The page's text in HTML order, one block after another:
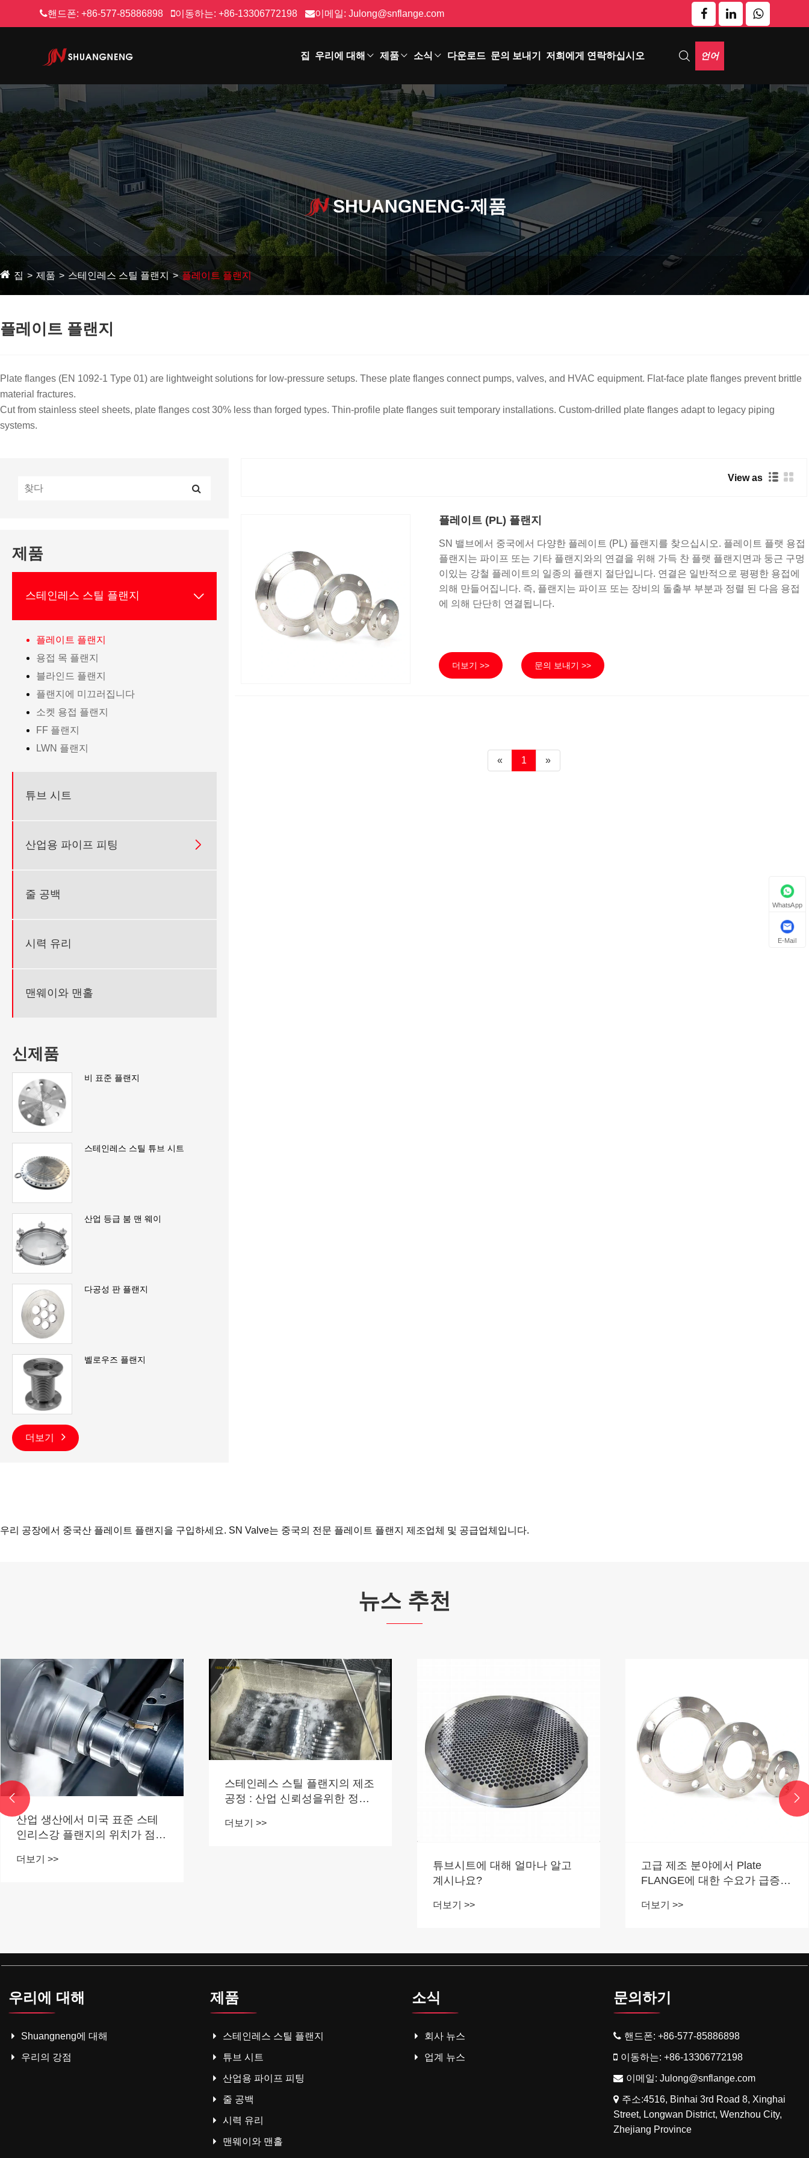
핸드폰:+86-577-85886898 이동하는:+86-13306772198 이메일:Julong@snflange.com
집 우리에 대해 제품 소식 다운로드 문의 보내기 저희에게 연락하십시오 언어
SHUANGNENG-제품
집 제품 스테인레스 스틸 플랜지 플레이트 플랜지
플레이트 플랜지
Plate flanges (EN 1092-1 Type 01) are lightweight solutions for low-pressure setups. These plate flanges connect pumps, valves, and HVAC equipment. Flat-face plate flanges prevent brittle
material fractures.
Cut from stainless steel sheets, plate flanges cost 30% less than forged types. Thin-profile plate flanges suit temporary installations. Custom-drilled plate flanges adapt to legacy piping
systems.
제품
스테인레스 스틸 플랜지 
플레이트 플랜지
용접 목 플랜지
블라인드 플랜지
플랜지에 미끄러집니다
소켓 용접 플랜지
FF 플랜지
LWN 플랜지
튜브 시트
산업용 파이프 피팅 
줄 공백
시력 유리
맨웨이와 맨홀
신제품
비 표준 플랜지
스테인레스 스틸 튜브 시트
산업 등급 붐 맨 웨이
다공성 판 플랜지
벨로우즈 플랜지
더보기
View as
플레이트 (PL) 플랜지
SN 밸브에서 중국에서 다양한 플레이트 (PL) 플랜지를 찾으십시오. 플레이트 플랫 용접
플랜지는 파이프 또는 기타 플랜지와의 연결을 위해 가득 찬 플랫 플랜지면과 둥근 구멍
이있는 강철 플레이트의 일종의 플랜지 절단입니다. 연결은 일반적으로 평평한 용접에
의해 만들어집니다. 즉, 플랜지는 파이프 또는 장비의 돌출부 부분과 정렬 된 다음 용접
에 의해 단단히 연결됩니다.
더보기 >> 문의 보내기 >>
« 1 »
우리 공장에서 중국산 플레이트 플랜지을 구입하세요. SN Valve는 중국의 전문 플레이트 플랜지 제조업체 및 공급업체입니다.
뉴스 추천
산업 생산에서 미국 표준 스테
인리스강 플랜지의 위치가 점점
더보기 >>
스테인레스 스틸 플랜지의 제조
공정 : 산업 신뢰성을위한 정밀
더보기 >>
튜브시트에 대해 얼마나 알고
계시나요?
더보기 >>
고급 제조 분야에서 Plate
FLANGE에 대한 수요가 급증하
더보기 >>
 
우리에 대해
Shuangneng에 대해
우리의 강점
제품
스테인레스 스틸 플랜지
튜브 시트
산업용 파이프 피팅
줄 공백
시력 유리
맨웨이와 맨홀
소식
회사 뉴스
업계 뉴스
문의하기
핸드폰: +86-577-85886898
이동하는: +86-13306772198
이메일: Julong@snflange.com
주소:4516, Binhai 3rd Road 8, Xinghai
Street, Longwan District, Wenzhou City,
Zhejiang Province
WhatsApp
E-Mail